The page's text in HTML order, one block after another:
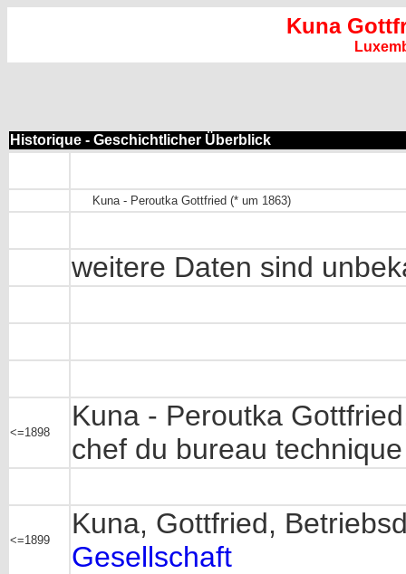
Kuna
Historique - Geschichtlicher Überblick
Kuna - Peroutka Gottfried (* um 1863)
weitere Daten sind
<=1898
Kuna - Peroutka
chef du bureau
<=1899
Kuna, Gottfried,
Gesellschaft